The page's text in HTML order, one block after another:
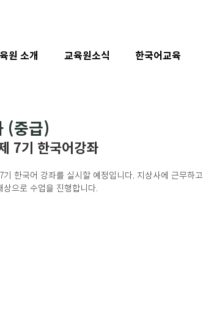
(중급)
7기 한국어강좌
한국어 강좌를 실시할 예정입니다. 지상사에 근무하고
으로 수업을 진행합니다.
원 소개 교육원소식 한국어교육